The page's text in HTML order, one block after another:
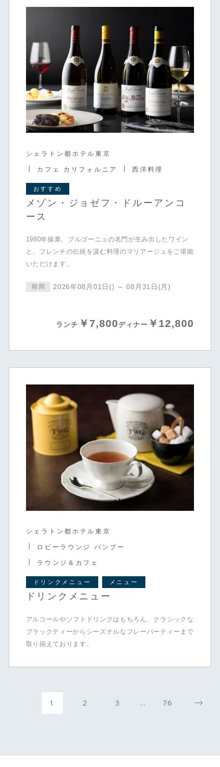
シェラトン都ホテル東京
カフェ カリフォルニア 西洋料理
おすすめ
メゾン・ジョゼフ・ドルーアンコ
ース
1980年操業、ブルゴーニュの名門が生み出したワイン
と、フレンチの伝統を汲む料理のマリアージュをご堪能
いただけます。
期間 2026年08月01日() ～ 08月31日(月)
ランチ ￥7,800ディナー ￥12,800
シェラトン都ホテル東京
ロビーラウンジ バンブー
ラウンジ＆カフェ
ドリンクメニュー メニュー
ドリンクメニュー
アルコールやソフトドリンクはもちろん、クラシックな
ブラックティーからシーズナルなフレーバーティーまで
取り揃えております。
1 2 3 … 76